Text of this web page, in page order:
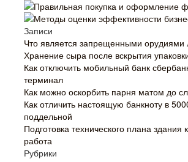
Правильная покупка и оформление
Методы оценки эффективности
Записи
Что является запрещенными орудиями
Хранение сыра после вскрытия
Как отключить мобильный банк
терминал
Как можно оскорбить парня матом до
Как отличить настоящую банкноту в
поддельной
Подготовка технического плана здания
работа
Рубрики